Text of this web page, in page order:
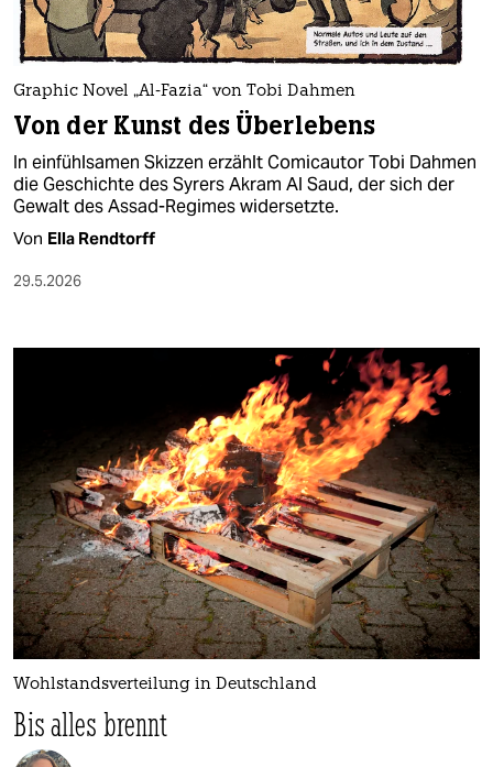
Graphic Novel „Al-Fazia“ von Tobi Dahmen
Von der Kunst des Überlebens
In einfühlsamen Skizzen erzählt Comicautor Tobi Dahmen
die Geschichte des Syrers Akram Al Saud, der sich der
Gewalt des Assad-Regimes widersetzte.
Von Ella Rendtorff
29.5.2026
Wohlstandsverteilung in Deutschland
Bis alles brennt